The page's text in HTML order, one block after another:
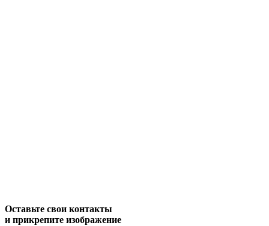
Оставьте свои контакты
и прикрепите изображение